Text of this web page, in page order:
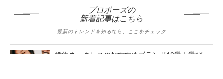
プロポーズの
新着記事はこちら
最新のトレンドを知るなら、ここをチェック
婚約ネックレスのおすすめブランド10選｜選び